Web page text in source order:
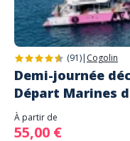
(91)| Cogolin
Demi-journée
Départ Marines
À partir de
55,00 €